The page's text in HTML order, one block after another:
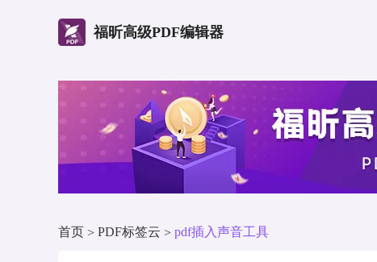
福昕高级PDF编辑器
首页 > PDF标签云 > pdf插入声音工具